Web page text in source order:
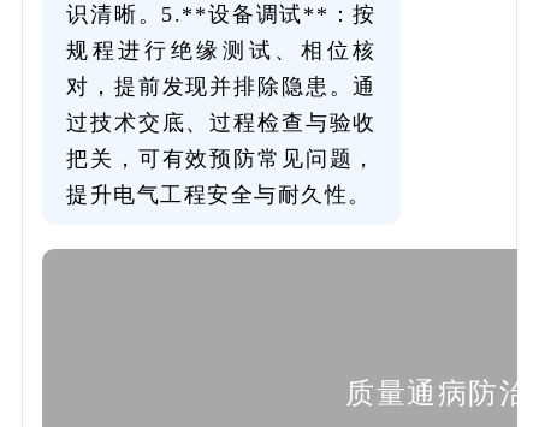
识清晰。5.**设备调试**：按
规程进行绝缘测试、相位核
对，提前发现并排除隐患。通
过技术交底、过程检查与验收
把关，可有效预防常见问题，
提升电气工程安全与耐久性。
质量通病防